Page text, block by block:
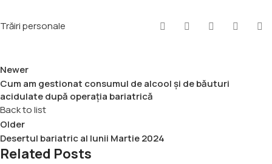
Trăiri personale
Newer
Cum am gestionat consumul de alcool și de băuturi
acidulate după operația bariatrică
Back to list
Older
Desertul bariatric al lunii Martie 2024
Related Posts